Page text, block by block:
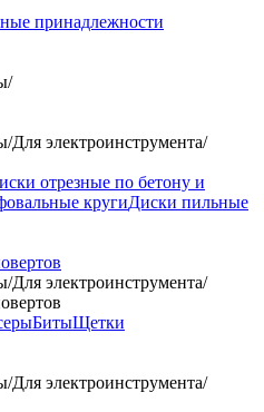
принадлежности
/
/Для электроинструмента/
отрезные по бетону и
кругиДиски пильные
/Для электроинструмента/
БитыЩетки
/Для электроинструмента/